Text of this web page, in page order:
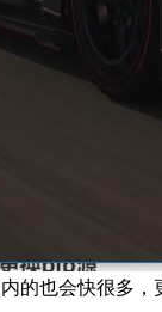
的也会快很多